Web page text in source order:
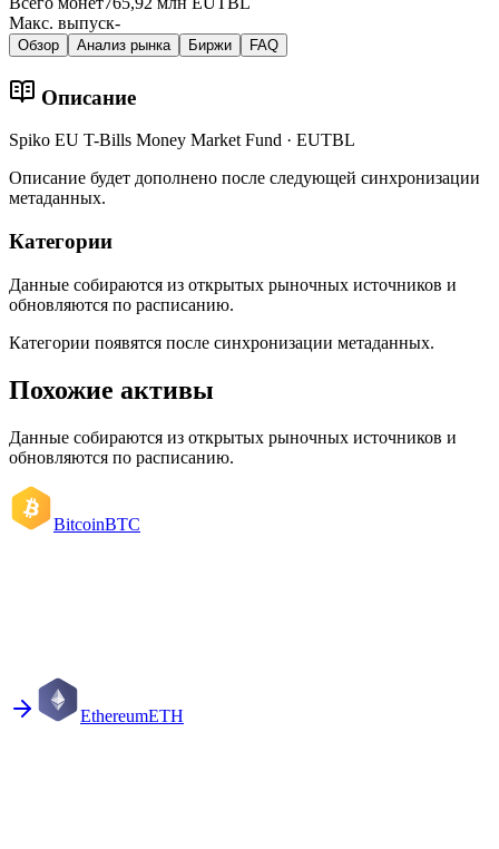
Макс. выпуск-
Обзор Анализ рынка Биржи FAQ
Описание
Spiko EU T-Bills Money Market Fund · EUTBL
Описание будет дополнено после следующей синхронизации
метаданных.
Категории
Данные собираются из открытых рыночных источников и
обновляются по расписанию.
Категории появятся после синхронизации метаданных.
Похожие активы
Данные собираются из открытых рыночных источников и
обновляются по расписанию.
BitcoinBTC
EthereumETH